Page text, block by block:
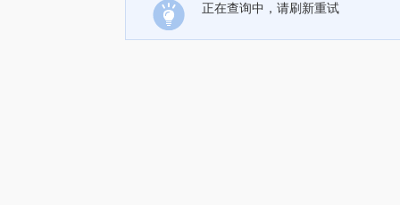
正在查询中，请刷新重试